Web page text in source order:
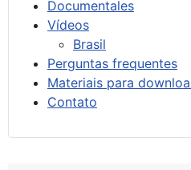
Documentales
Vídeos
Brasil
Perguntas frequentes
Materiais para
Contato